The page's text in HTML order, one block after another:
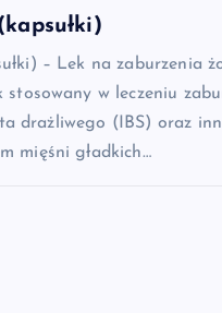
– Lek na zaburzenia
w leczeniu
drażliwego (IBS) oraz
mięśni gładkich…